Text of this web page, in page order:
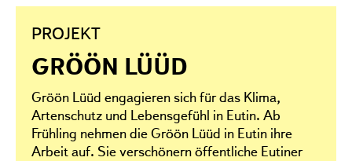
PROJEKT
GRÖÖN LÜÜD
Gröön Lüüd engagieren sich für das Klima,
Artenschutz und Lebensgefühl in Eutin. Ab
Frühling nehmen die Gröön Lüüd in Eutin ihre
Arbeit auf. Sie verschönern öffentliche Eutiner